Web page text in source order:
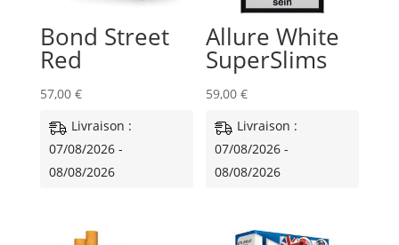
Bond Street
Red
57,00 €
Livraison :
07/08/2026 -
08/08/2026
Allure White
SuperSlims
59,00€
Livraison :
07/08/2026 -
08/08/2026